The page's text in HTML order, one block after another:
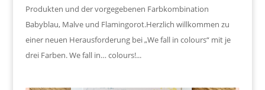
Produkten und der vorgegebenen Farbkombination
Babyblau, Malve und Flamingorot.Herzlich willkommen zu
einer neuen Herausforderung bei „We fall in colours“ mit je
drei Farben. We fall in… colours!...